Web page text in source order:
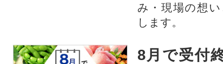
み・現場の想
します。
8月で受付